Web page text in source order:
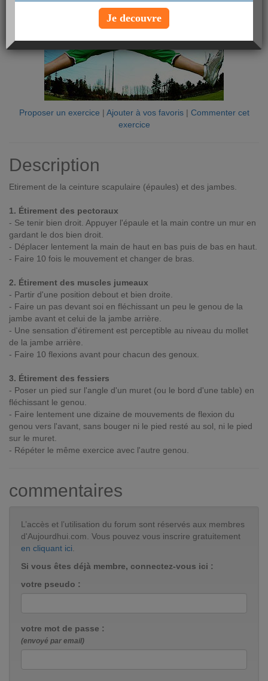
Proposer un exercice | Ajouter à vos favoris| Commenter cet
exercice
Description
Etirement de la ceinture scapulaire (épaules) et des jambes.
1. Étirement des pectoraux
- Se tenir bien droit. Appuyer l'épaule et la main contre un mur en
gardant le dos bien droit.
- Déplacer lentement la main de haut en bas puis de bas en haut.
- Faire 10 fois le mouvement et changer de bras.
2. Étirement des muscles jumeaux
- Partir d'une position debout et bien droite.
- Faire un pas devant soi en fléchissant un peu le genou de la
jambe avant et celui de la jambe arrière.
- Une sensation d'étirement est perceptible au niveau du mollet
de la jambe arrière.
- Faire 10 flexions avant pour chacun des genoux.
3. Étirement des fessiers
- Poser un pied sur l'angle d'un muret (ou le bord d'une table) en
fléchissant le genou.
- Faire lentement une dizaine de mouvements de flexion du
genou vers l'avant, sans bouger ni le pied resté au sol, ni le pied
sur le muret.
- Répéter le même exercice avec l'autre genou.
commentaires
L’accès et l’utilisation du forum sont réservés aux membres
d'Aujourdhui.com. Vous pouvez vous inscrire gratuitement
en cliquant ici
Si vous êtes déjà membre, connectez-vous ici :
votre pseudo :
votre mot de passe :
(envoyé par email)
Je decouvre